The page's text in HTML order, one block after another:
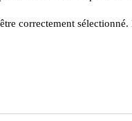
correctement